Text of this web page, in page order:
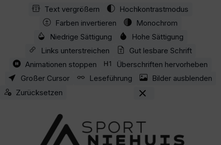
Zum Hauptinhalt springen
Text vergrößern
Hochkontrastmodus
Farben invertieren
Monochrom
Niedrige Sättigung
Hohe Sättigung
Links unterstreichen
Gut lesbare Schrift
Animationen stoppen
Überschriften hervorheben
Großer Cursor
Leseführung
Bilder ausblenden
Zurücksetzen